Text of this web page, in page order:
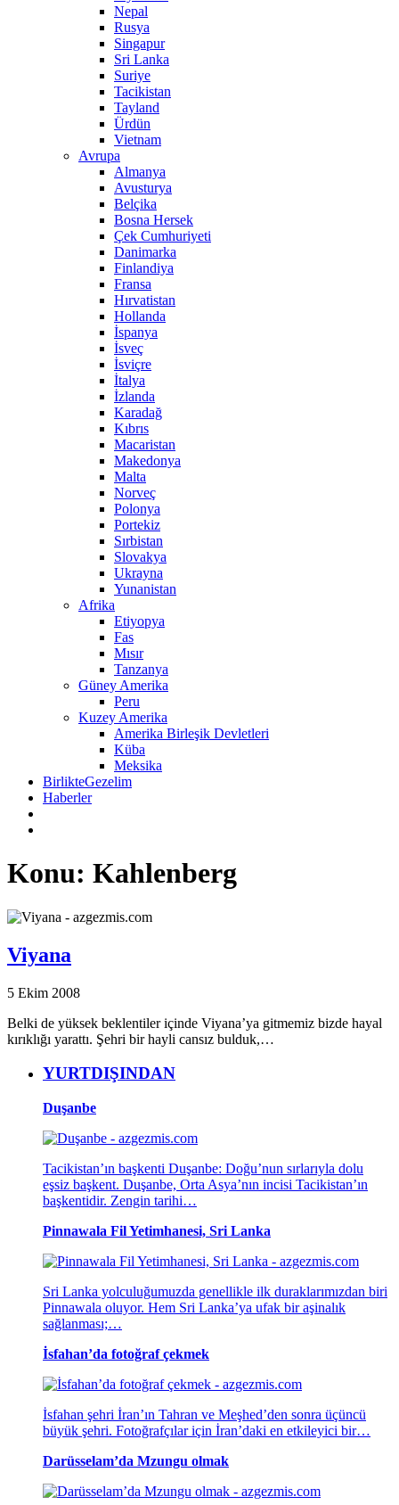
Nepal
Rusya
Singapur
Sri Lanka
Suriye
Tacikistan
Tayland
Ürdün
Vietnam
Avrupa
Almanya
Avusturya
Belçika
Bosna Hersek
Çek Cumhuriyeti
Danimarka
Finlandiya
Fransa
Hırvatistan
Hollanda
İspanya
İsveç
İsviçre
İtalya
İzlanda
Karadağ
Kıbrıs
Macaristan
Makedonya
Malta
Norveç
Polonya
Portekiz
Sırbistan
Slovakya
Ukrayna
Yunanistan
Afrika
Etiyopya
Fas
Mısır
Tanzanya
Güney Amerika
Peru
Kuzey Amerika
Amerika Birleşik Devletleri
Küba
Meksika
BirlikteGezelim
Haberler
Konu: Kahlenberg
Viyana
5 Ekim 2008
Belki de yüksek beklentiler içinde Viyana’ya gitmemiz bizde hayal
kırıklığı yarattı. Şehri bir hayli cansız bulduk,…
YURTDIŞINDAN
Duşanbe
Tacikistan’ın başkenti Duşanbe: Doğu’nun sırlarıyla dolu
eşsiz başkent. Duşanbe, Orta Asya’nın incisi Tacikistan’ın
başkentidir. Zengin tarihi…
Pinnawala Fil Yetimhanesi, Sri Lanka
Sri Lanka yolculuğumuzda genellikle ilk duraklarımızdan biri
Pinnawala oluyor. Hem Sri Lanka’ya ufak bir aşinalık
sağlanması;…
İsfahan’da fotoğraf çekmek
İsfahan şehri İran’ın Tahran ve Meşhed’den sonra üçüncü
büyük şehri. Fotoğrafçılar için İran’daki en etkileyici bir…
Darüsselam’da Mzungu olmak